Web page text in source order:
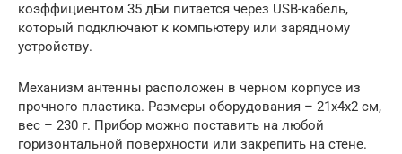
коэффициентом 35 дБи питается через USB-кабель,
который подключают к компьютеру или зарядному
устройству.
Механизм антенны расположен в черном корпусе из
прочного пластика. Размеры оборудования – 21х4х2 см,
вес – 230 г. Прибор можно поставить на любой
горизонтальной поверхности или закрепить на стене.